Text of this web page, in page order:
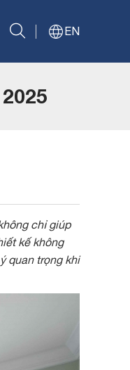
EN
chỉ giúp
kế không
quan trọng khi